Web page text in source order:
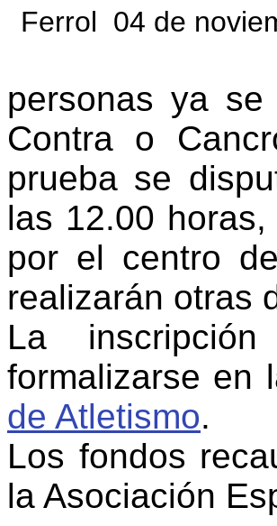
Ferrol 04 de
personas ya
Contra o
prueba se
las 12.00
por el centro
realizarán otras
La
formalizarse en
de Atletismo.
Los fondos
la Asociación